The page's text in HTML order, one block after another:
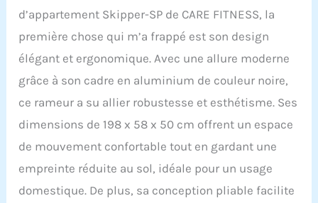
mouvement. Ce rameur
vous permet de travailler
votre cardio, tout en
renforçant tous les
est idéal pour un usage
intensif, jusqu'à 15h par
La résistance par eau, et
le palonnier équipé d'une
courroie confèrent au
rameur une fluidité de
mouvement
d’appartement Skipper-SP de CARE FITNESS, la
première chose qui m’a frappé est son design
élégant et ergonomique. Avec une allure moderne
grâce à son cadre en aluminium de couleur noire,
ce rameur a su allier robustesse et esthétisme. Ses
dimensions de 198 x 58 x 50 cm offrent un espace
de mouvement confortable tout en gardant une
empreinte réduite au sol, idéale pour un usage
domestique. De plus, sa conception pliable facilite